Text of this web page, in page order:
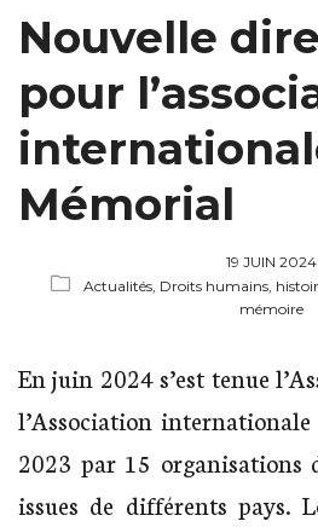
Nouvelle
pour
Mémorial
19 JUIN 2024
Actualités, Droits humains,
mémoire
En juin 2024 s’est tenue
l’Association
2023 par 15 organisations
issues de différents pays.